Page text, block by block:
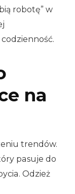
robotę” w
na
trendów.
pasuje do
Odzież